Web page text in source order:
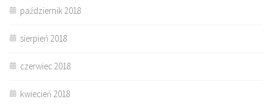
październik 2018
sierpień 2018
czerwiec 2018
kwiecień 2018